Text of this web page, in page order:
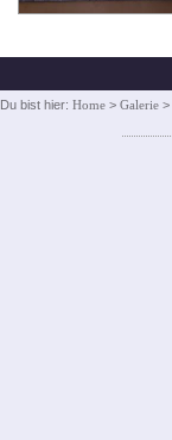
Du bist hier: Home > Galerie >